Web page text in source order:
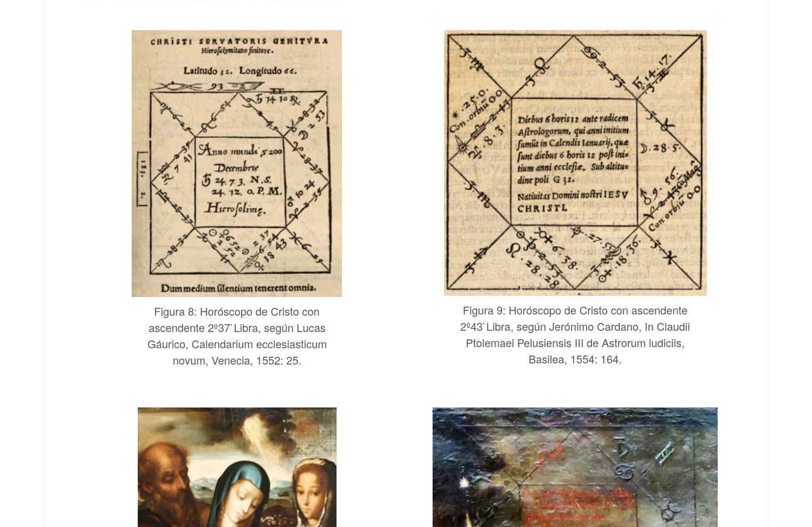
Figura 8: Horóscopo de Cristo con
ascendente 2º37`Libra, según Lucas
Gáurico, Calendarium ecclesiasticum
novum, Venecia, 1552: 25.
Figura 9: Horóscopo de Cristo con ascendente
2º43`Libra, según Jerónimo Cardano, In Claudii
Ptolemaei Pelusiensis III de Astrorum iudiciis,
Basilea, 1554: 164.